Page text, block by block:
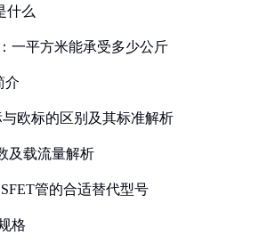
什么
一平方米能承受多少公斤
介
欧标的区别及其标准解析
及载流量解析
管的合适替代型号
格